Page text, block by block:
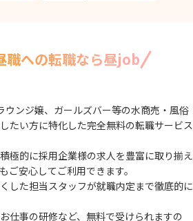
職への転職なら昼job
ンジ嬢、ガールズバー等の水商売・風俗
たい方に特化した完全無料の転職サービス
極的に採用企業様の求人を豊富に取り揃え
ご安心してご利用できます。
した担当スタッフが就職内定まで徹底的に
仕事の研修など、無料で受けられますの